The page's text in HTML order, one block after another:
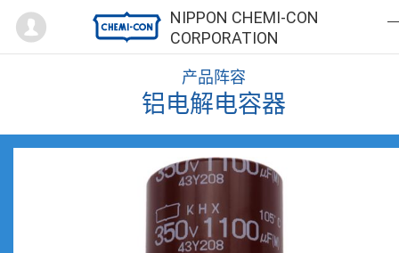
NIPPON CHEMI-CON
CORPORATION
Mypage
产品阵容
铝电解电容器